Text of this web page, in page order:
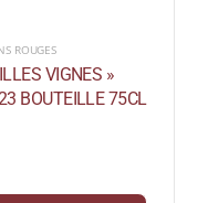
ROUGES
VIGNES »
BOUTEILLE 75CL